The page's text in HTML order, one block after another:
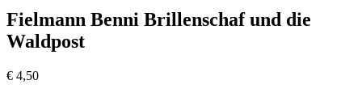
Fielmann Benni Brillenschaf und die
Waldpost
€ 4,50